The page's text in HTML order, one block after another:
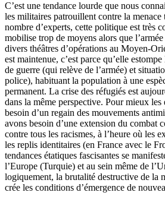
C’est une tendance lourde que nous
les militaires patrouillent contre la menace
nombre d’experts, cette politique est très
mobilise trop de moyens alors que
divers théâtres d’opérations au Moyen-
est maintenue, c’est parce qu’elle
de guerre (qui relève de l’armée) et
police), habituant la population à une
permanent. La crise des réfugiés est
dans la même perspective. Pour mieux
besoin d’un regain des mouvements
avons besoin d’une extension du combat
contre tous les racismes, à l’heure où les
les replis identitaires (en France avec le
tendances étatiques fascisantes se
l’Europe (Turquie) et au sein même de
logiquement, la brutalité destructive de la
crée les conditions d’émergence de